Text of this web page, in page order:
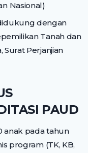
Nasional)
dengan
Tanah dan
Surat Perjanjian
PAUD
anak pada tahun
program (TK, KB,